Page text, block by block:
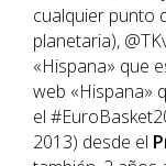
cualquier punto
planetaria),
«Hispana» que
web «Hispana»
el
2013) desde el